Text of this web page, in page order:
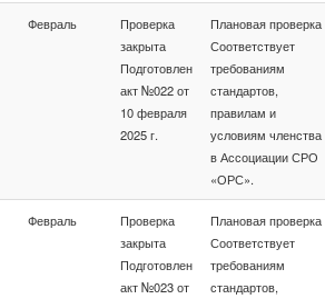
Февраль
Проверка
закрыта
Подготовлен
акт №022 от
10 февраля
2025 г.
Плановая проверка
Соответствует
требованиям
стандартов,
правилам и
условиям членства
в Ассоциации СРО
«ОРС».
Февраль
Проверка
закрыта
Подготовлен
акт №023 от
Плановая проверка
Соответствует
требованиям
стандартов,